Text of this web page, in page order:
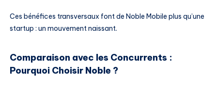
Ces bénéfices transversaux font de Noble Mobile plus qu’une
startup : un mouvement naissant.
Comparaison avec les Concurrents :
Pourquoi Choisir Noble ?